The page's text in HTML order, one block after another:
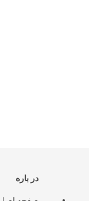
در باره